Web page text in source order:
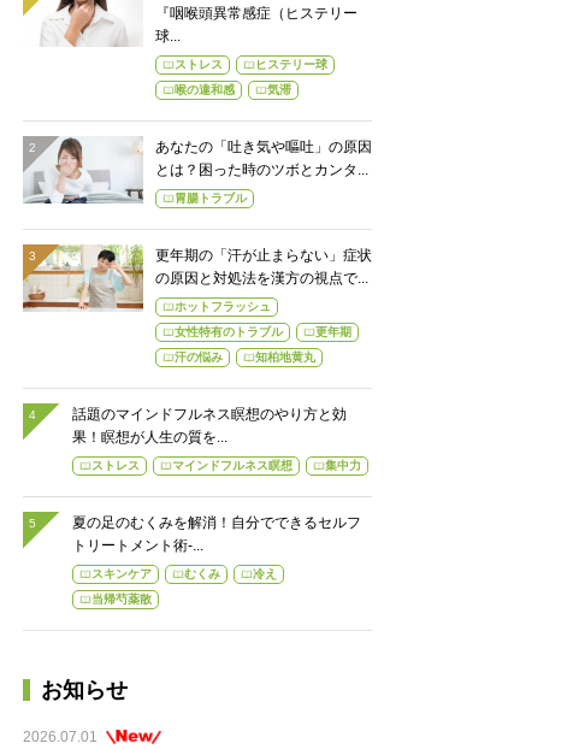
『咽喉頭異常感症（ヒステリー
球...
ストレス
ヒステリー球
喉の違和感
気滞
あなたの「吐き気や嘔吐」の原因
とは？困った時のツボとカンタ...
胃腸トラブル
更年期の「汗が止まらない」症状
の原因と対処法を漢方の視点で...
ホットフラッシュ
女性特有のトラブル
更年期
汗の悩み
知柏地黄丸
話題のマインドフルネス瞑想のやり方と効
果！瞑想が人生の質を...
ストレス マインドフルネス瞑想 集中力
夏の足のむくみを解消！自分でできるセルフ
トリートメント術-...
スキンケア むくみ
冷え
当帰芍薬散
お知らせ
2026.07.01